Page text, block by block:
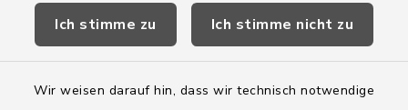
Ich stimme zu Ich stimme nicht zu
Wir weisen darauf hin, dass wir technisch notwendige
Wege-Zweckverband